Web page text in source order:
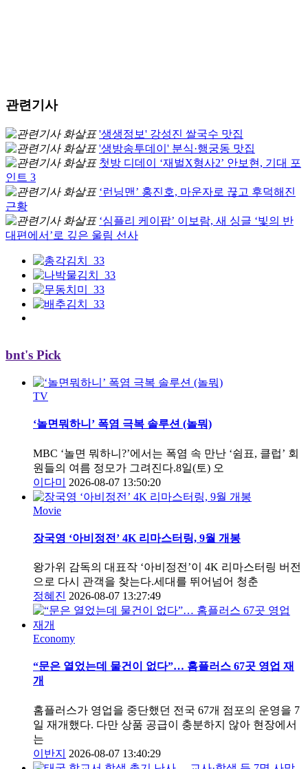
관련기사
'생생정보' 강성진 쌀국수 맛집
'생방송투데이' 분식·행궁동 맛집
첫방 디데이 ‘재벌X형사2’ 안보현, 기대 포
인트 3
‘런닝맨’ 홍진호, 마운자로 끊고 후덕해진
근황
‘심플리 케이팝’ 이보람, 새 싱글 ‘빛의 반
대편에서’로 깊은 울림 선사
bnt's Pick
TV
‘놀면뭐하니’ 폭염 극복 솔루션 (놀뭐)
MBC ‘놀면 뭐하니?’에서는 폭염 속 만난 ‘쉼표, 클럽’ 회
원들의 여름 정모가 그려진다.8일(토) 오
이다미
2026-08-07 13:50:20
Movie
장국영 ‘아비정전’ 4K 리마스터링, 9월 개봉
왕가위 감독의 대표작 ‘아비정전’이 4K 리마스터링 버전
으로 다시 관객을 찾는다.세대를 뛰어넘어 청춘
정혜진 2026-08-07 13:27:49
Economy
“문은 열었는데 물건이 없다”… 홈플러스 67곳 영업 재
개
홈플러스가 영업을 중단했던 전국 67개 점포의 운영을 7
일 재개했다. 다만 상품 공급이 충분하지 않아 현장에서
는
이반지
2026-08-07 13:40:29